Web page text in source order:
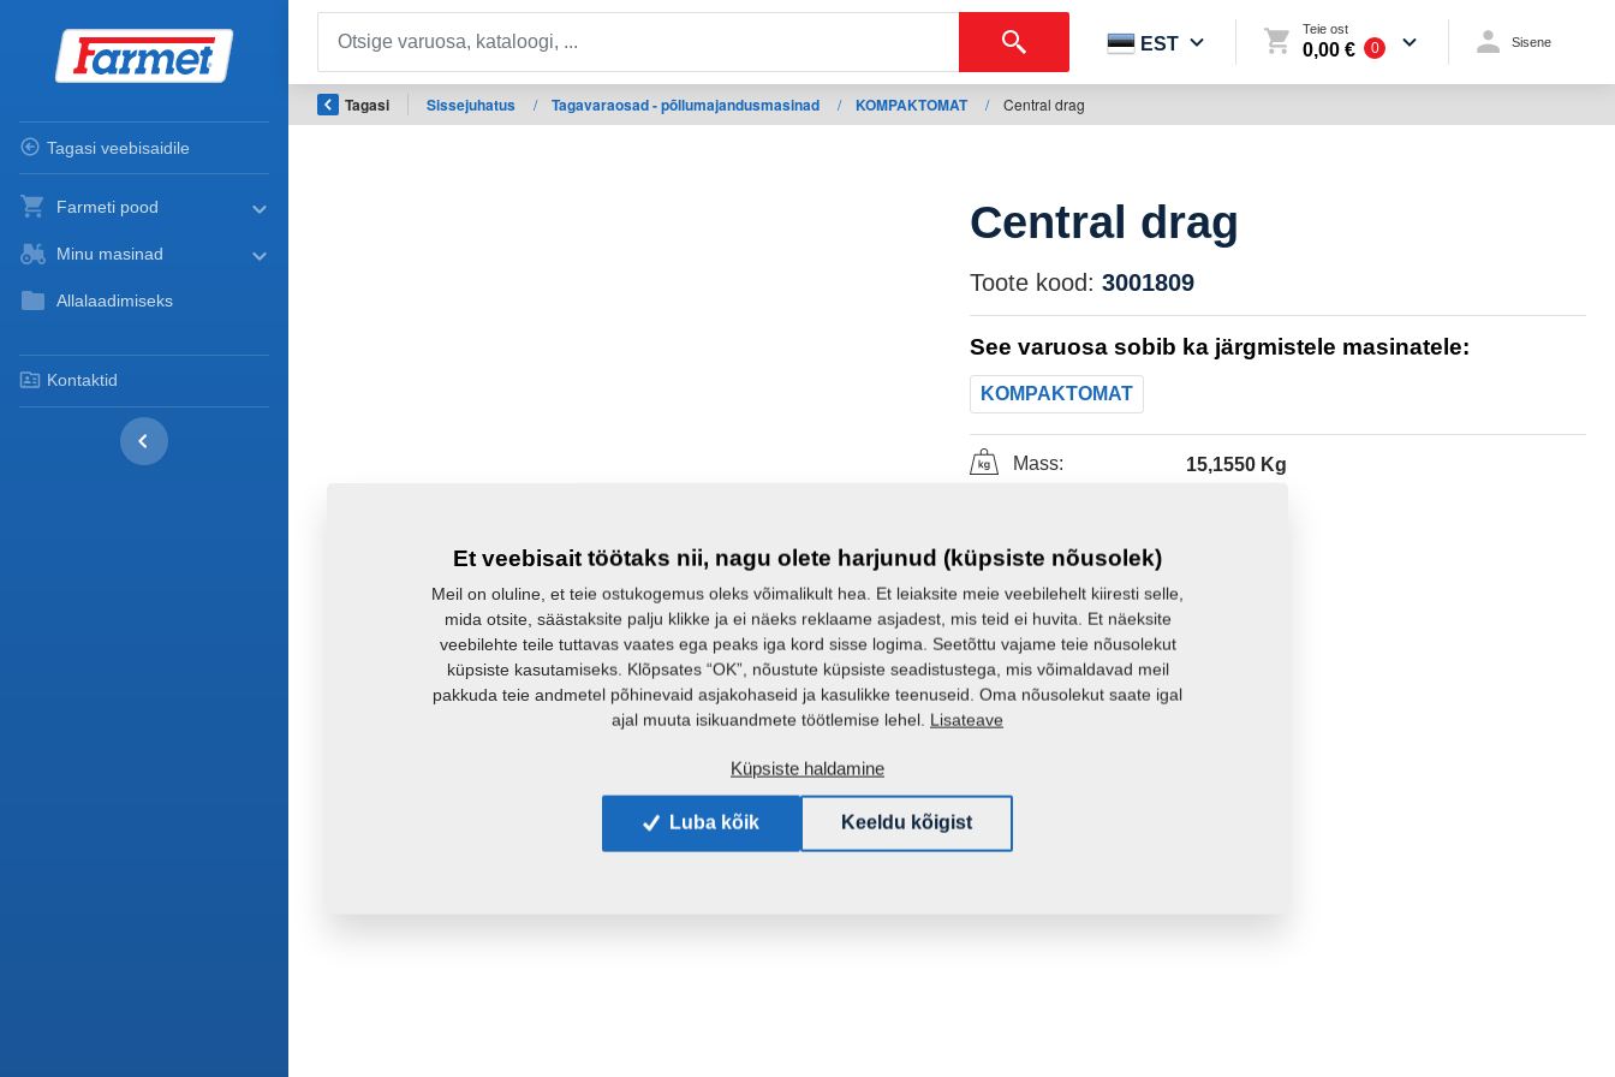
Tagasi veebisaidile
Farmeti pood
Minu masinad
Allalaadimiseks
Kontaktid
EST
Teie ost
0,00 € 0 Sisene
Tagasi Sissejuhatus / Tagavaraosad - põllumajandusmasinad / KOMPAKTOMAT / Central drag
Central drag
Toote kood: 3001809
See varuosa sobib ka järgmistele masinatele:
KOMPAKTOMAT
Mass: 15,1550 Kg
Et veebisait töötaks nii, nagu olete harjunud (küpsiste nõusolek)
Meil on oluline, et teie ostukogemus oleks võimalikult hea. Et leiaksite meie veebilehelt kiiresti selle,
mida otsite, säästaksite palju klikke ja ei näeks reklaame asjadest, mis teid ei huvita. Et näeksite
veebilehte teile tuttavas vaates ega peaks iga kord sisse logima. Seetõttu vajame teie nõusolekut
küpsiste kasutamiseks. Klõpsates “OK”, nõustute küpsiste seadistustega, mis võimaldavad meil
pakkuda teie andmetel põhinevaid asjakohaseid ja kasulikke teenuseid. Oma nõusolekut saate igal
ajal muuta isikuandmete töötlemise lehel. Lisateave
Küpsiste haldamine
Luba kõik Keeldu kõigist